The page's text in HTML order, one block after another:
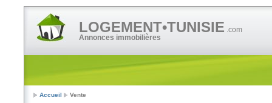
LOGEMENT•TUNISIE .com
Annonces immobilières
Accueil Vente